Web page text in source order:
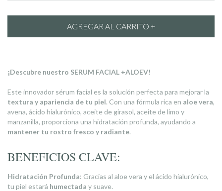
¡Descubre nuestro SERUM FACIAL +ALOEV!
Este innovador sérum facial es la solución perfecta para mejorar la
textura y apariencia de tu piel. Con una fórmula rica en aloe vera,
avena, ácido hialurónico, aceite de girasol, aceite de limo y
manzanilla, proporciona una hidratación profunda, ayudando a
mantener tu rostro fresco y radiante.
BENEFICIOS CLAVE:
Hidratación Profunda: Gracias al aloe vera y el ácido hialurónico,
tu piel estará humectada y suave.